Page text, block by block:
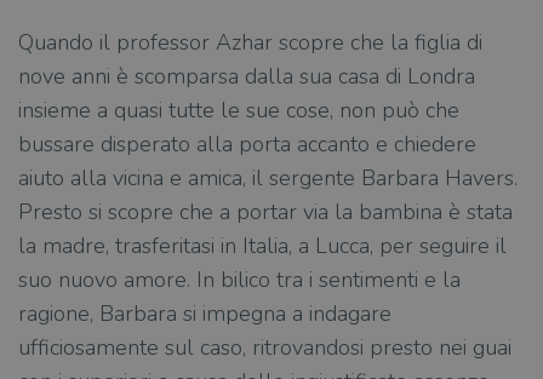
Quando il professor Azhar scopre che la figlia di
nove anni è scomparsa dalla sua casa di Londra
insieme a quasi tutte le sue cose, non può che
bussare disperato alla porta accanto e chiedere
aiuto alla vicina e amica, il sergente Barbara Havers.
Presto si scopre che a portar via la bambina è stata
la madre, trasferitasi in Italia, a Lucca, per seguire il
suo nuovo amore. In bilico tra i sentimenti e la
ragione, Barbara si impegna a indagare
ufficiosamente sul caso, ritrovandosi presto nei guai